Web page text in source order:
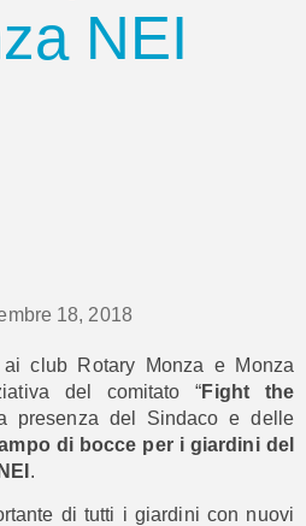
NEI
18, 2018
club Rotary Monza e Monza
del comitato “Fight the
presenza del Sindaco e delle
di bocce per i giardini del
.
di tutti i giardini con nuovi